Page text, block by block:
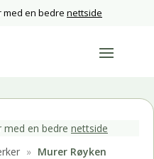
med en bedre nettside
med en bedre nettside
» Murer Røyken